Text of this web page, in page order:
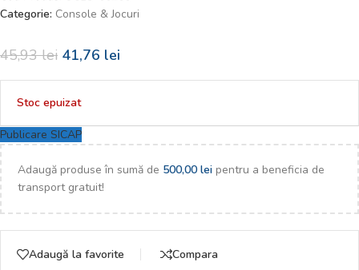
Categorie: Console & Jocuri
45,93lei 41,76 lei
Stoc epuizat
Publicare SICAP
Adaugă produse în sumă de 500,00 lei pentru a beneficia de
transport gratuit!
Adaugă la favorite Compara